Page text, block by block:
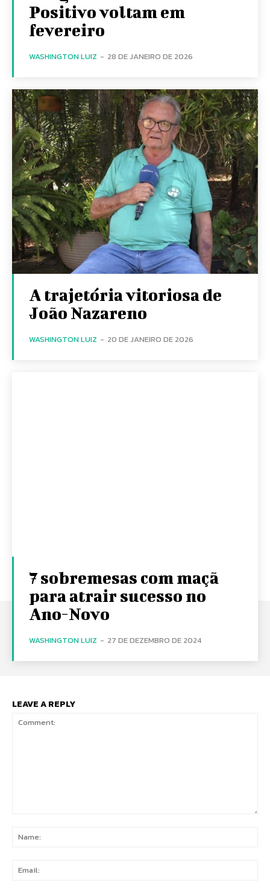
Positivo voltam em
fevereiro
WASHINGTON LUIZ - 28 DE JANEIRO DE 2026
A trajetória vitoriosa de
João Nazareno
WASHINGTON LUIZ - 20 DE JANEIRO DE 2026
7 sobremesas com maçã
para atrair sucesso no
Ano-Novo
WASHINGTON LUIZ - 27 DE DEZEMBRO DE 2024
LEAVE A REPLY